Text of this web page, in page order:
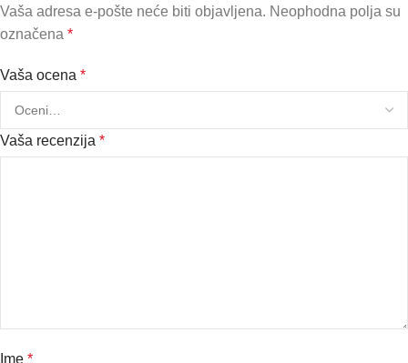
Vaša adresa e-pošte neće biti objavljena. Neophodna polja su
označena *
Vaša ocena *
Vaša recenzija *
Ime *